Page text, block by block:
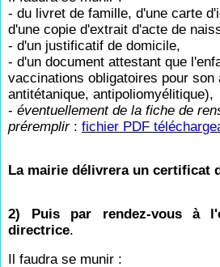
- du livret de famille, d'une carte
d'une copie d'extrait d'acte de
- d'un justificatif de domicile,
- d'un document attestant que
vaccinations obligatoires pour son
antitétanique, antipoliomyélitique),
-éventuellement de la fiche de
préremplir:fichier PDF
La mairie délivrera un certificat
2) Puis par rendez-vous à
directrice.
Il faudra se munir :